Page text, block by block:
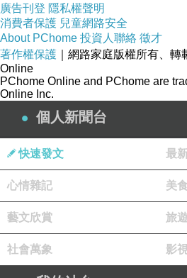
こいつ正気の沙汰じゃない。
好啊大家一起賠啊。（慢著
就這樣，他們開始進行編曲
著手向JASRAC申請授權，
會上首賣的EP。
廣告刊登 隱私權聲明
消費者保護 兒童網路安全
About PChome 投資人聯絡 徵才
著作權保護 ｜網路家庭版權所有、轉
Online
PChome Online and PChome are
Online Inc.
個人新聞台
快速發文 最
心情雜記 美
藝文欣賞 旅
社會萬象 影